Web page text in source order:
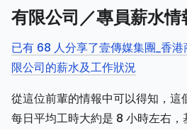
有限公司／專員薪水情
已有 68 人分享了壹傳媒集團_香
限公司的薪水及工作狀況
從這位前輩的情報中可以得知，這
每日平均工時大約是 8 小時左右